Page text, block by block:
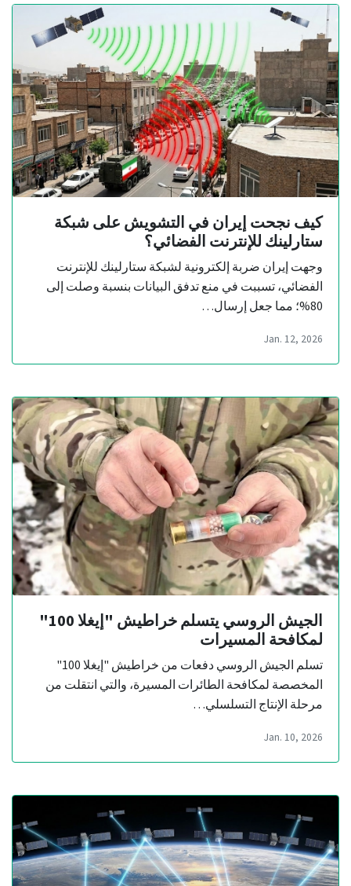
كيف نجحت إيران في التشويش على شبكة
ستارلينك للإنترنت الفضائي؟
وجهت إيران ضربة إلكترونية لشبكة ستارلينك للإنترنت
الفضائي، تسببت في منع تدفق البيانات بنسبة وصلت إلى
80%؛ مما جعل إرسال…
Jan. 12, 2026
الجيش الروسي يتسلم خراطيش "إيغلا 100"
لمكافحة المسيرات
تسلم الجيش الروسي دفعات من خراطيش "إيغلا 100"
المخصصة لمكافحة الطائرات المسيرة، والتي انتقلت من
مرحلة الإنتاج التسلسلي…
Jan. 10, 2026